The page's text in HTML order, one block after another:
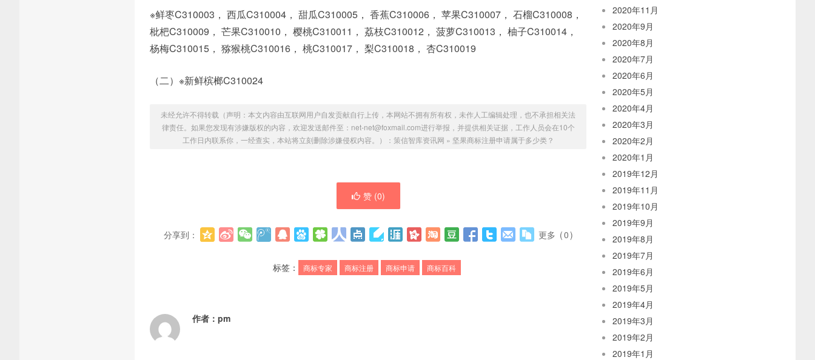
※鲜枣C310003， 西瓜C310004， 甜瓜C310005， 香蕉C310006， 苹果C310007， 石榴C310008，
枇杷C310009， 芒果C310010， 樱桃C310011， 荔枝C310012， 菠萝C310013， 柚子C310014，
杨梅C310015， 猕猴桃C310016， 桃C310017， 梨C310018， 杏C310019
（二）※新鲜槟榔C310024
未经允许不得转载（声明：本文内容由互联网用户自发贡献自行上传，本网站不拥有所有权，未作人工编辑处理，也不承担相关法
律责任。如果您发现有涉嫌版权的内容，欢迎发送邮件至：net-net@foxmail.com进行举报，并提供相关证据，工作人员会在10个
工作日内联系你，一经查实，本站将立刻删除涉嫌侵权内容。）： 策信智库资讯网 » 坚果商标注册申请属于多少类？
赞 (0)
分享到： 更多 (0)
标签： 商标专家 商标注册 商标申请 商标百科
作者： pm
2020年11月
2020年9月
2020年8月
2020年7月
2020年6月
2020年5月
2020年4月
2020年3月
2020年2月
2020年1月
2019年12月
2019年11月
2019年10月
2019年9月
2019年8月
2019年7月
2019年6月
2019年5月
2019年4月
2019年3月
2019年2月
2019年1月